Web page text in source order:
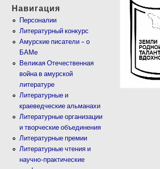
Навигация
Персоналии
Литературный конкурс
Амурские писатели – о
БАМе
Великая Отечественная
война в амурской
литературе
Литературные и
краеведческие альманахи
Литературные организации
и творческие объединения
Литературные премии
Литературные чтения и
научно-практические